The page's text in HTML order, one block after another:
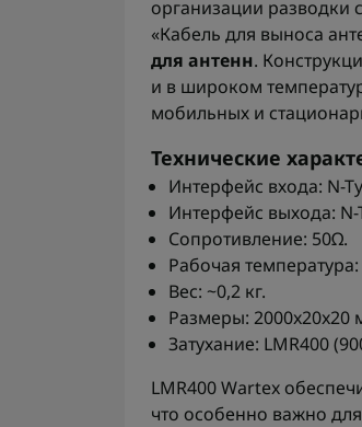
организации разводки
«Кабель для выноса
для антенн.
и в широком
мобильных и
Технические
Интерфейс входа: N-
Интерфейс выхода:
Сопротивление: 50Ω.
Рабочая
Вес: ~0,2 кг.
Размеры: 2000x20x20
Затухание: LMR400
LMR400 Wartex
что особенно важно